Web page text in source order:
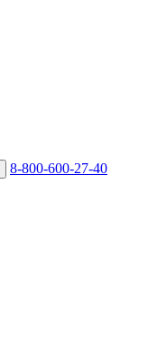
8-800-600-27-40